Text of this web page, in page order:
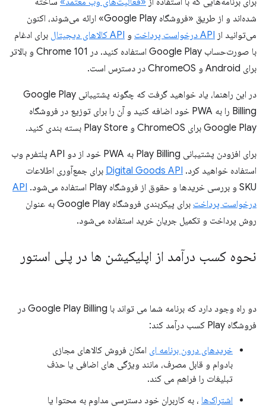
شده‌اند و از طریق «فروشگاه Google Play» ارائه می‌شوند، اکنون
می‌توانید از API درخواست پرداخت و API کالاهای دیجیتال
برای ادغام
با صورت‌حساب Google Play استفاده کنید. در Chrome 101 و بالاتر
برای Android و ChromeOS در دسترس است.
در این راهنما، یاد خواهید گرفت که چگونه پشتیبانی Google Play
Billing را به PWA خود اضافه کنید و آن را برای توزیع در فروشگاه
Google Play برای ChromeOS و Play Store بسته بندی کنید.
برای افزودن پشتیبانی Play Billing به PWA خود از دو API پلتفرم وب
استفاده خواهید کرد. Digital Goods API برای جمع‌آوری اطلاعات
SKU و بررسی خریدها و حقوق از فروشگاه Play استفاده می‌شود.
API
درخواست پرداخت
برای پیکربندی فروشگاه Google Play به عنوان
روش پرداخت و تکمیل جریان خرید استفاده می‌شود.
نحوه کسب درآمد از اپلیکیشن ها در پلی استور
دو راه وجود دارد که برنامه شما می تواند با Google Play Billing در
فروشگاه Play کسب درآمد کند:
خریدهای درون برنامه ای امکان فروش کالاهای مجازی
بادوام و قابل مصرف، مانند ویژگی های اضافی یا حذف
تبلیغات را فراهم می کند.
اشتراک‌ها ، به کاربران خود دسترسی مداوم به محتوا یا